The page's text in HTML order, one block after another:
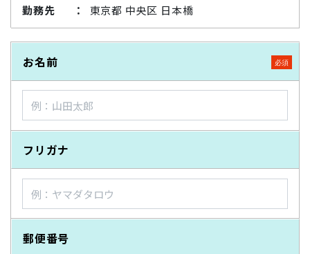
勤務先
東京都 中央区 日本橋
お名前
フリガナ
郵便番号